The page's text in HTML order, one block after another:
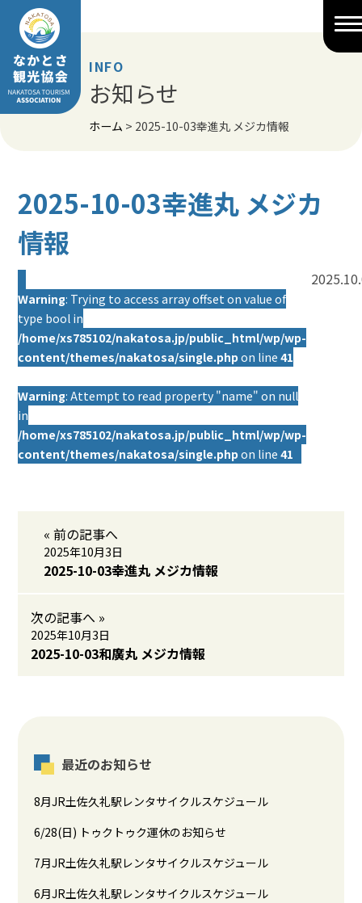
Skip
content
INFO
お知らせ
ホーム > 2025-10-03幸進丸 メジカ情報
2025-10-03幸進丸 メジカ
情報
Warning: Trying to access array offset on value of
type bool in
/home/xs785102/nakatosa.jp/public_html/wp/wp-
content/themes/nakatosa/single.php on line41
Warning: Attempt to read property "name" on null
in
/home/xs785102/nakatosa.jp/public_html/wp/wp-
content/themes/nakatosa/single.php on line41
« 前の記事へ
2025年10月3日
2025-10-03幸進丸 メジカ情報
次の記事へ »
2025年10月3日
2025-10-03和廣丸 メジカ情報
最近のお知らせ
8月JR土佐久礼駅レンタサイクルスケジュール
6/28(日) トゥクトゥク運休のお知らせ
7月JR土佐久礼駅レンタサイクルスケジュール
6月JR土佐久礼駅レンタサイクルスケジュール